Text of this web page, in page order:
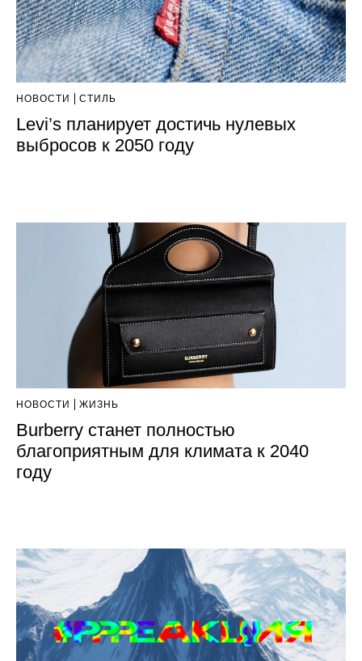
НОВОСТИ СТИЛЬ
Levi’s планирует достичь нулевых
выбросов к 2050 году
НОВОСТИ ЖИЗНЬ
Burberry станет полностью
благоприятным для климата к 2040
году